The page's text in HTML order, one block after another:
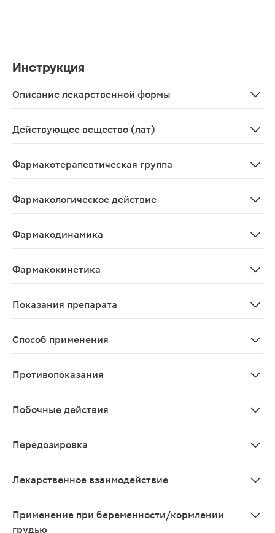
Инструкция
Описание лекарственной формы
Действующее вещество (лат)
Фармакотерапевтическая группа
Фармакологическое действие
Фармакодинамика
Фармакокинетика
Показания препарата
Способ применения
Противопоказания
Побочные действия
Передозировка
Лекарственное взаимодействие
Применение при беременности/кормлении
грудью